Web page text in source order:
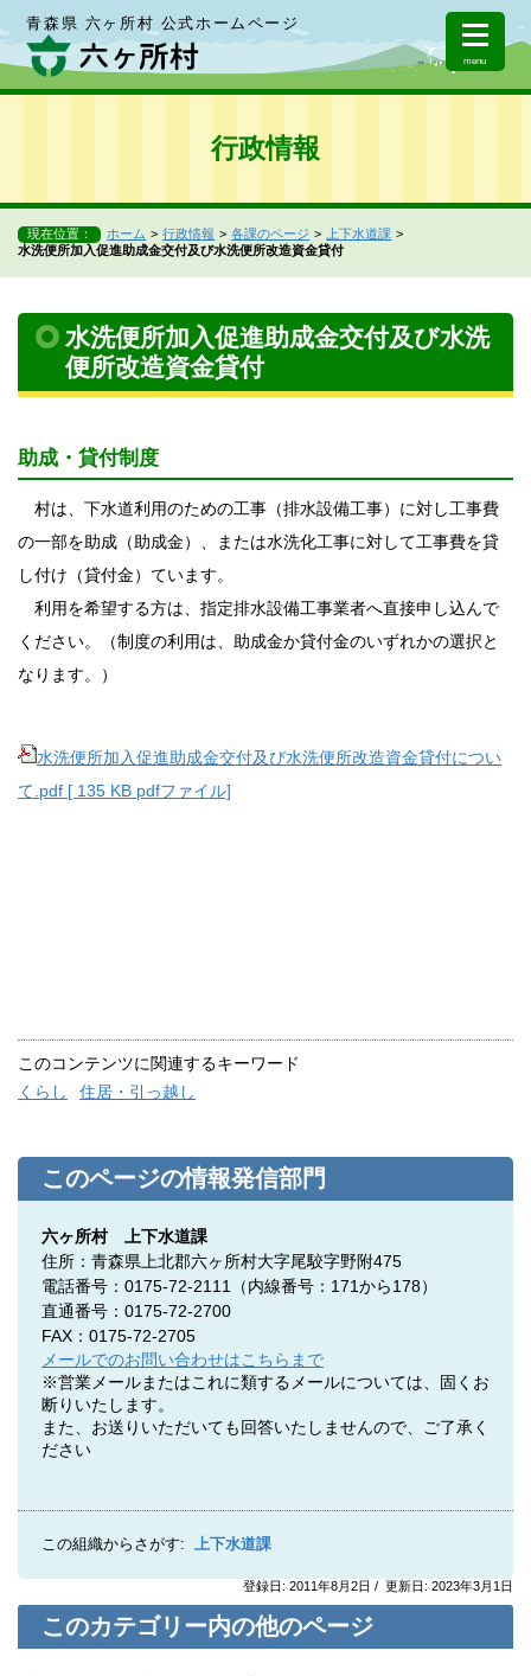
青森県 六ヶ所村 公式ホームページ
menu
行政情報
現在位置： ホーム 行政情報 各課のページ
上下水道課
水洗便所加入促進助成金交付及び水洗便所改造資金貸付
水洗便所加入促進助成金交付及び水洗
便所改造資金貸付
助成・貸付制度
村は、下水道利用のための工事（排水設備工事）に対し工事費
の一部を助成（助成金）、または水洗化工事に対して工事費を貸
し付け（貸付金）ています。
利用を希望する方は、指定排水設備工事業者へ直接申し込んで
ください。（制度の利用は、助成金か貸付金のいずれかの選択と
なります。）
水洗便所加入促進助成金交付及び水洗便所改造資金貸付につい
て.pdf [ 135 KB pdfファイル]
このコンテンツに関連するキーワード
くらし
住居・引っ越し
このページの情報発信部門
六ヶ所村 上下水道課
住所：青森県上北郡六ヶ所村大字尾駮字野附475
電話番号：0175-72-2111（内線番号：171から178）
直通番号：0175-72-2700
FAX：0175-72-2705
メールでのお問い合わせはこちらまで
※営業メールまたはこれに類するメールについては、固くお
断りいたします。
また、お送りいただいても回答いたしませんので、ご了承く
ださい
この組織からさがす: 上下水道課
登録日: 2011年8月2日 / 更新日: 2023年3月1日
このカテゴリー内の他のページ